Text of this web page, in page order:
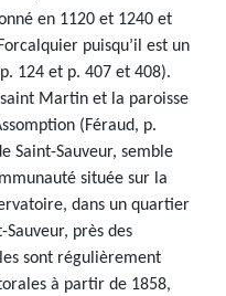
en 1120 et 1240 et
puisqu’il est un
p. 124 et p. 407 et 408).
saint Martin et la paroisse
(Féraud, p.
Saint-Sauveur, semble
située sur la
dans un quartier
près des
sont régulièrement
à partir de 1858,